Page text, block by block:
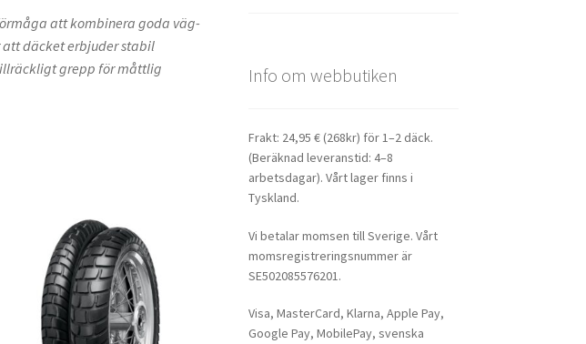
att kombinera goda väg-
däcket erbjuder stabil
grepp för måttlig
Info om webbutiken
Frakt: 24,95 € (268kr) för 1–2 däck.
(Beräknad leveranstid: 4–8
arbetsdagar). Vårt lager finns i
Tyskland.
Vi betalar momsen till Sverige. Vårt
momsregistreringsnummer är
SE502085576201.
Visa, MasterCard, Klarna, Apple Pay,
Google Pay, MobilePay, svenska